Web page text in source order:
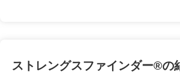
ストレングスファインダー®の